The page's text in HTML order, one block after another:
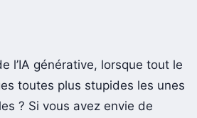
l’IA générative, lorsque tout le
toutes plus stupides les unes
? Si vous avez envie de